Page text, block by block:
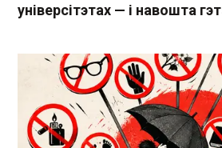
універсітэтах — і навошта